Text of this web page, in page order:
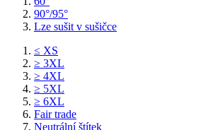
90°/95°
Lze sušit v sušičce
≤ XS
≥ 3XL
≥ 4XL
≥ 5XL
≥ 6XL
Fair trade
Neutrální štítek